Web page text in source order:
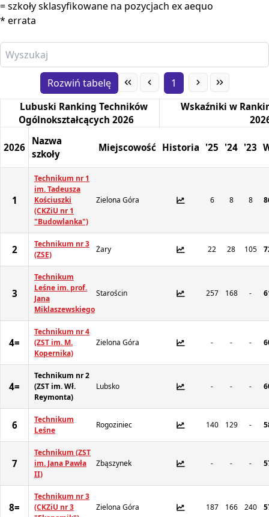
Poprzednie edycje
2024
2023
2022
2021
= szkoły sklasyfikowane na pozycjach ex aequo
* errata
Rozwiń tabelę 1
Lubuski Ranking Techników
Ogólnokształcących 2026
Wskaźniki w
2026
Nazwa
szkoły
Miejscowość Historia '25 '24 '23
1
Technikum nr 1
im. Tadeusza
Kościuszki
(CKZiU nr 1
"Budowlanka")
Zielona Góra 6 8 8
2
Technikum nr 3
(ZSE)
Żary 22 28 105
3
Technikum
Leśne im. prof.
Jana
Miklaszewskiego
Starościn 257 168 -
4=
Technikum nr 4
(ZST im. M.
Kopernika)
Zielona Góra - - -
4=
Technikum nr 2
(ZST im. Wł.
Reymonta)
Lubsko - - -
6
Technikum
Leśne
Rogoziniec 140 129 -
7
Technikum (ZST
im. Jana Pawła
II)
Zbąszynek - - -
8=
Technikum nr 3
(CKZiU nr 3
Zielona Góra 187 166 240